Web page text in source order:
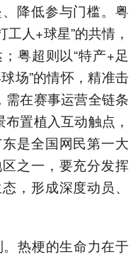
降低参与门槛。粤
工人+球星”的共情，
粤超则以“特产+足
场”的情怀，精准击
需在赛事运营全链条
置植入互动触点，
是全国网民第一大
之一，要充分发挥
，形成深度动员、
热梗的生命力在于